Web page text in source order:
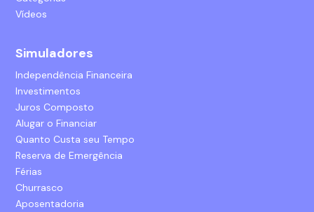
Vídeos
Simuladores
Independência Financeira
Investimentos
Juros Composto
Alugar o Financiar
Quanto Custa seu Tempo
Reserva de Emergência
Férias
Churrasco
Aposentadoria